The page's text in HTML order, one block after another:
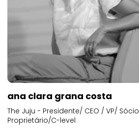
ana clara grana costa
The Juju - Presidente/ CEO / VP/ Sócio
Proprietário/C-level